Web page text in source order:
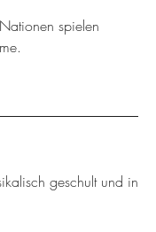
spielen
geschult und in